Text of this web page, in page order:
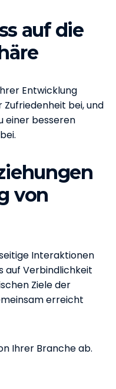
auf die
Entwicklung
bei, und
einer besseren
von
Interaktionen
auf Verbindlichkeit
Ziele der
erreicht
Ihrer Branche ab.